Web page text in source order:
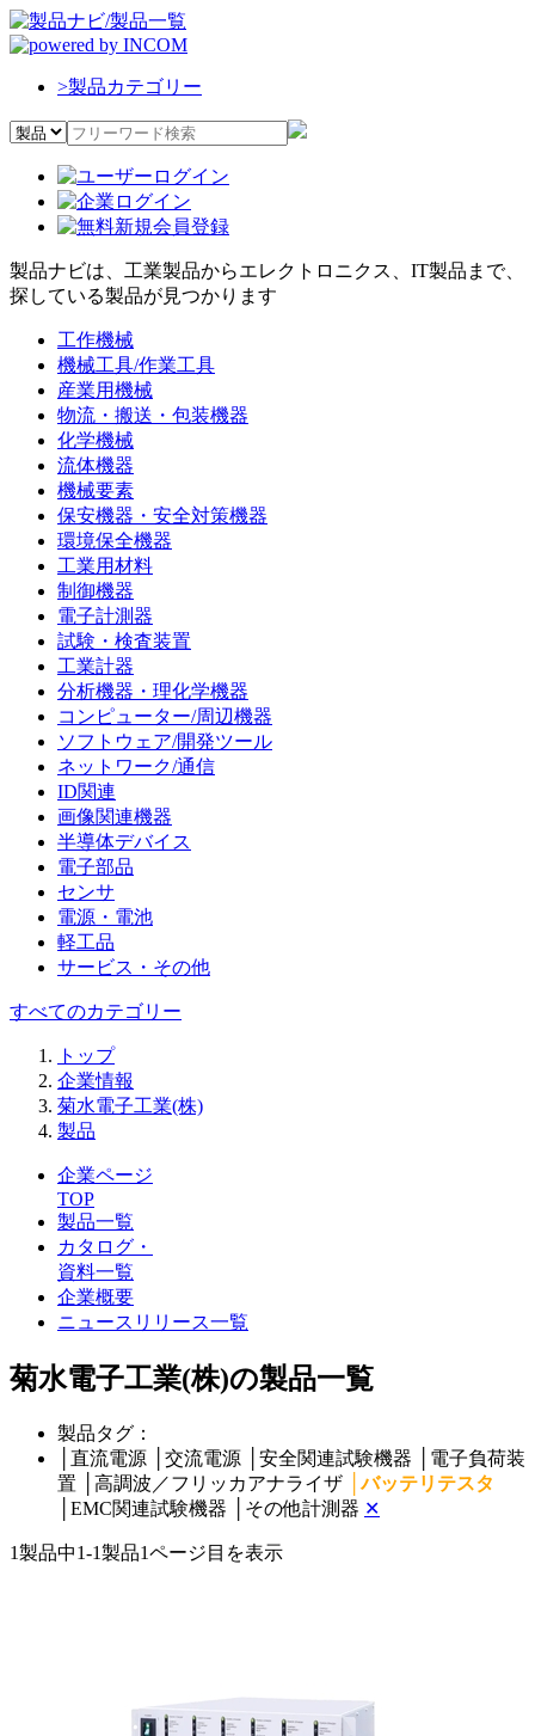
>製品カテゴリー
製品ナビは、工業製品からエレクトロニクス、IT製品まで、
探している製品が見つかります
工作機械
機械工具/作業工具
産業用機械
物流・搬送・包装機器
化学機械
流体機器
機械要素
保安機器・安全対策機器
環境保全機器
工業用材料
制御機器
電子計測器
試験・検査装置
工業計器
分析機器・理化学機器
コンピューター/周辺機器
ソフトウェア/開発ツール
ネットワーク/通信
ID関連
画像関連機器
半導体デバイス
電子部品
センサ
電源・電池
軽工品
サービス・その他
すべてのカテゴリー
トップ
企業情報
菊水電子工業(株)
製品
企業ページ
TOP
製品一覧
カタログ・
資料一覧
企業概要
ニュースリリース一覧
菊水電子工業(株)の製品一覧
製品タグ：
直流電源 交流電源 安全関連試験機器
電子負荷装
置
高調波／フリッカアナライザ │バッテリテスタ
EMC関連試験機器 その他計測器 ✕
1製品中1-1製品1ページ目を表示